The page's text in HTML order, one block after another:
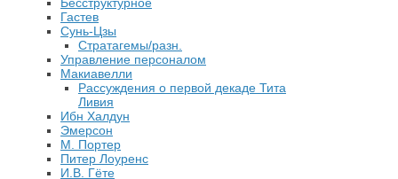
Гастев
Сунь-Цзы
Стратагемы/разн.
Управление персоналом
Макиавелли
Рассуждения о первой декаде Тита
Ливия
Ибн Халдун
Эмерсон
М. Портер
Питер Лоуренс
И.В. Гёте